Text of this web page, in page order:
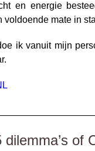
en energie
voldoende mate in
ik vanuit mijn
of